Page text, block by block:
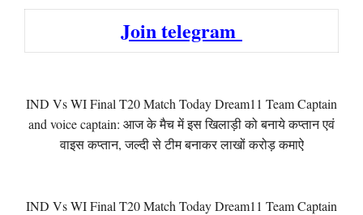
Join telegram
IND Vs WI Final T20 Match Today Dream11 Team Captain
and voice captain: आज के मैच में इस खिलाड़ी को बनाये कप्तान एवं
वाइस कप्तान, जल्दी से टीम बनाकर लाखों करोड़ कमाऐ
IND Vs WI Final T20 Match Today Dream11 Team Captain